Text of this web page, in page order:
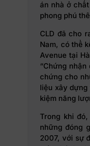
án nhà ở
phong phú
CLD đã cho
Nam, có thể
Avenue tại
“Chứng
chứng cho
liệu xây
kiệm năng
Trong khi
những đóng
2007, với sự